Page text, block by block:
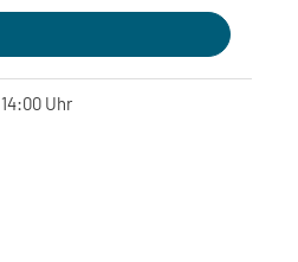
14:00 Uhr